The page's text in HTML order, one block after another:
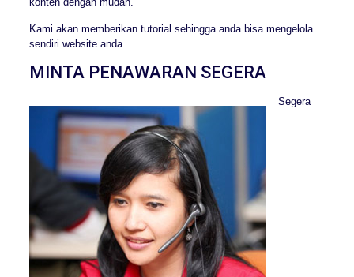
Kami akan memberikan tutorial sehingga anda bisa mengelola
sendiri website anda.
MINTA PENAWARAN SEGERA
Segera